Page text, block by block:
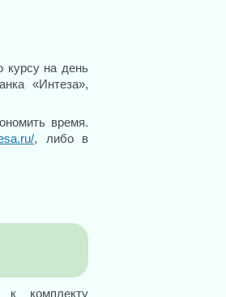
курсу на день
«Интеза»,
время.
, либо в
комплекту